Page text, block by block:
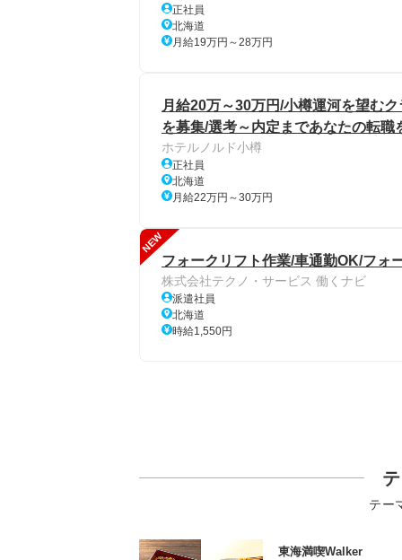
正社員
北海道
月給19万円～28万円
月給20万～30万円/小樽運河を望む
を募集/選考～内定まであなたの転職
ホテルノルド小樽
正社員
北海道
月給22万円～30万円
NEW
フォークリフト作業/車通勤OK/フォ
株式会社テクノ・サービス 働くナビ
派遣社員
北海道
時給1,550円
テー
東海満喫Walker